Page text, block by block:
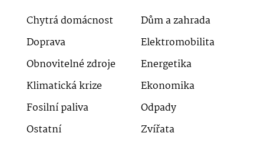
Chytrá domácnost
Dům a zahrada
Doprava
Elektromobilita
Obnovitelné zdroje
Energetika
Klimatická krize
Ekonomika
Fosilní paliva
Odpady
Ostatní
Zvířata